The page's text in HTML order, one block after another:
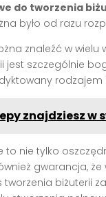
do tworzenia
było od razu
znaleźć w
jest szczególnie
rodzajem
znajdziesz w
to nie tylko
gwarancja,
biżuterii